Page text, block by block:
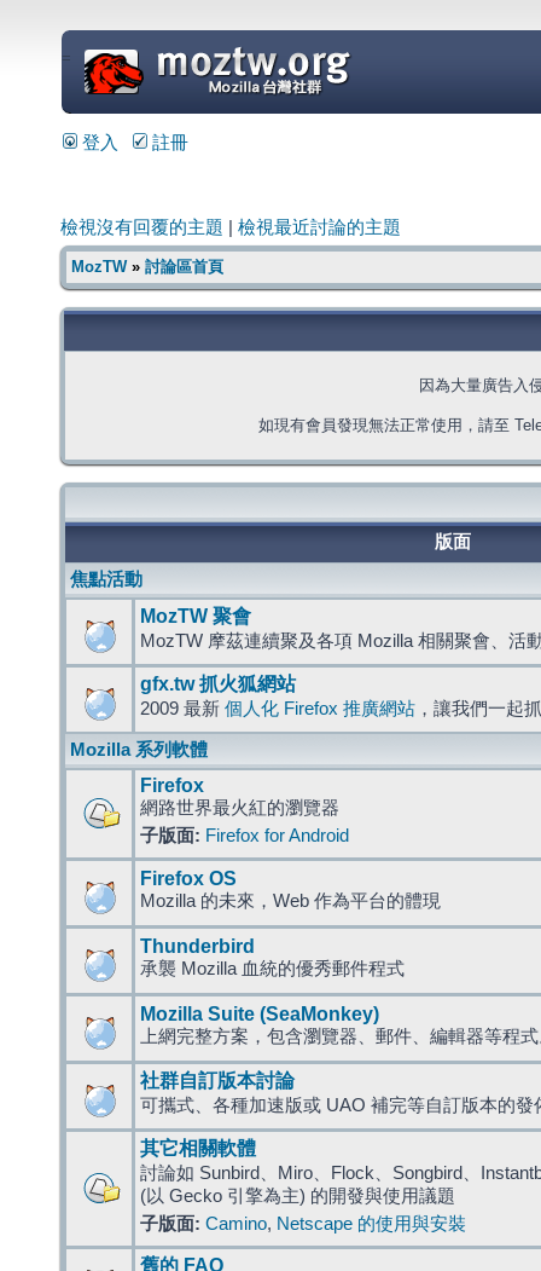
=
登入 註冊
檢視沒有回覆的主題 檢視最近討論的主題
MozTW» 討論區首頁
因為大量廣告入
如現有會員發現無法正常使用，請至
版面
焦點活動
MozTW 聚會
MozTW 摩茲連續聚及各項 Mozilla 相關聚會、活
gfx.tw 抓火狐網站
2009 最新 個人化 Firefox 推廣網站 ，讓我們一起
Mozilla 系列軟體
Firefox
網路世界最火紅的瀏覽器
子版面: Firefox for Android
Firefox OS
Mozilla 的未來，Web 作為平台的體現
Thunderbird
承襲 Mozilla 血統的優秀郵件程式
Mozilla Suite (SeaMonkey)
上網完整方案，包含瀏覽器、郵件、編輯器等程
社群自訂版本討論
可攜式、各種加速版或 UAO 補完等自訂版本的發
其它相關軟體
討論如 Sunbird、Miro、Flock、Songbird、
(以 Gecko 引擎為主) 的開發與使用議題
子版面: Camino, Netscape 的使用與安裝
舊的 FAQ